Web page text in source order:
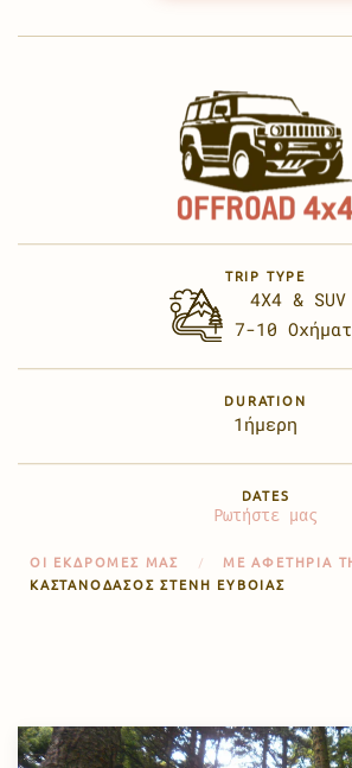
TRIP TYPE
4X4 & SUV
7-10
DURATION
1ήμερη
DATES
Ρωτήστε μας
ΟΙ ΕΚΔΡΟΜΈΣ ΜΑΣ
ΜΕ ΑΦΕΤΗΡΊΑ
ΚΑΣΤΑΝΌΔΑΣΟΣ ΣΤΕΝΉ ΕΥΒΟΊΑΣ